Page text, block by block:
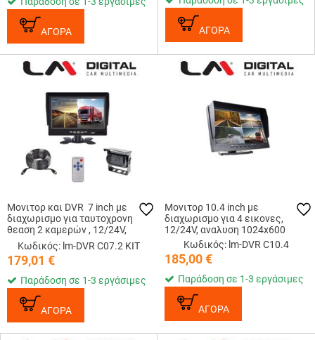
ΑΓΟΡΑ ΑΓΟΡΑ
Μονιτορ και DVR 7 inch με
διαχωρισμο για ταυτοχρονη
θεαση 2 καμερών , 12/24V,
αναλυση 1024x600 .
Περιλαμβανεται 1 κάμερα
NTSC , AHD 1080p - 25fps ...
Κωδικός: lm-DVR C07.2 KIT
179,01 €
Παράδοση σε 1-3 εργάσιμες
ΑΓΟΡΑ
Μονιτορ 10.4 inch με
διαχωρισμο για 4 εικονες,
12/24V, αναλυση 1024x600
Κωδικός: lm-DVR C10.4
185,00€
Παράδοση σε 1-3 εργάσιμες
ΑΓΟΡΑ